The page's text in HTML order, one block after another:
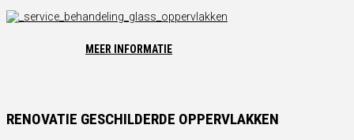
MEER INFORMATIE
RENOVATIE GESCHILDERDE OPPERVLAKKEN